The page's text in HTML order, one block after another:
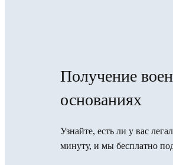
Получение
основаниях
Узнайте, есть ли у вас
минуту, и мы бесплатно